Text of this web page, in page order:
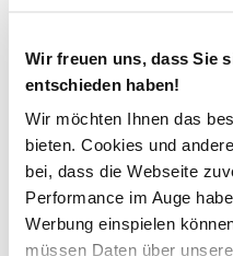
Wir freuen uns, dass Sie
entschieden haben!
Wir möchten Ihnen das
bieten. Cookies und
bei, dass die Webseite
Performance im Auge
Werbung einspielen
müssen Daten über
Größe:
XS M
Bitte wählen Sie eine